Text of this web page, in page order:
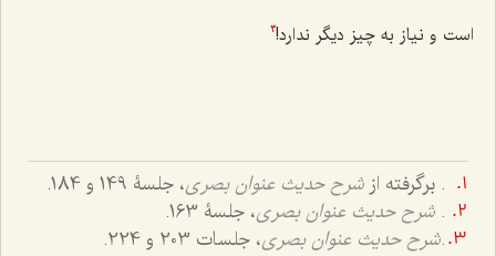
است و نیاز به چیز دیگر ندارد!3
. برگرفته از شرح حدیث عنوان بصری، جلسۀ 149 و 184.
. شرح حدیث عنوان بصری، جلسۀ 163.
.شرح حدیث عنوان بصری، جلسات 203 و 224.